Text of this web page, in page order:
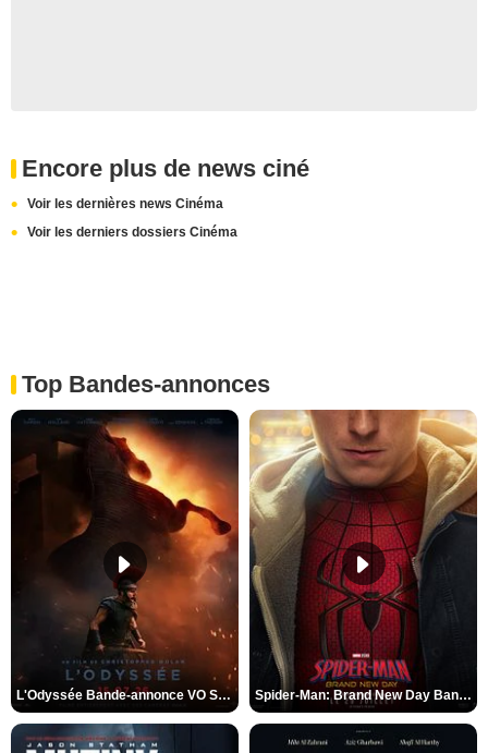
Encore plus de news ciné
Voir les dernières news Cinéma
Voir les derniers dossiers Cinéma
Top Bandes-annonces
L'Odyssée Bande-annonce VO STFR Spider-Man: Brand New Day Bande-annonce VO STFR